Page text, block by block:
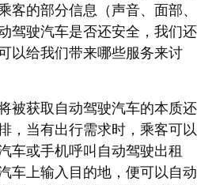
客的部分信息（声音、面部、
驾驶汽车是否还安全，我们还
以给我们带来哪些服务来讨
被获取自动驾驶汽车的本质还
，当有出行需求时，乘客可以
车或手机呼叫自动驾驶出租
车上输入目的地，便可以自动